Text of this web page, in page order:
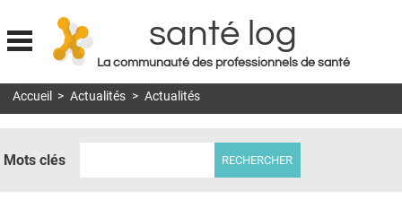
Jump to navigation
santé log
La communauté des professionnels de santé
MON COMPTE
Accueil > Actualités > Actualités
Mots clés